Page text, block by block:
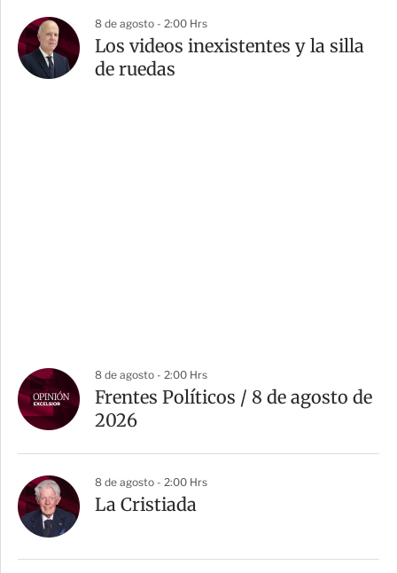
8 de agosto - 2:00 Hrs
Los videos inexistentes y la silla
de ruedas
8 de agosto - 2:00 Hrs
Frentes Políticos / 8 de agosto de
2026
8 de agosto - 2:00 Hrs
La Cristiada